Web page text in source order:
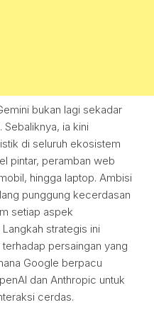
bukan lagi sekadar
ia kini
di seluruh ekosistem
pintar, peramban web
hingga laptop. Ambisi
punggung kecerdasan
setiap aspek
strategis ini
persaingan yang
Google berpacu
dan Anthropic untuk
cerdas.